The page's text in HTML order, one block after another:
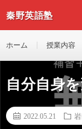
秦野英語塾
ホーム 授業内容
自分自身
2022.05.21